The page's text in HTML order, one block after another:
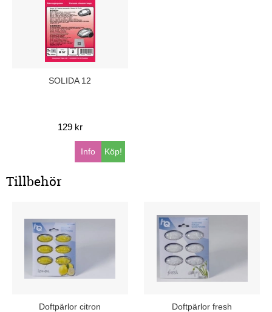
SOLIDA 12
129 kr
Köp!
Info
Tillbehör
Doftpärlor citron Doftpärlor fresh